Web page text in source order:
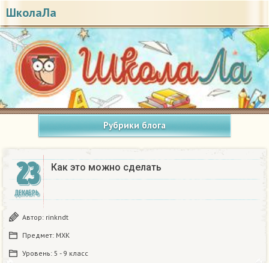
ШколаЛа
Рубрики блога
23
ДЕКАБРЬ
Как это можно сделать
Автор: rinkndt
Предмет: МХК
Уровень: 5 - 9 класс